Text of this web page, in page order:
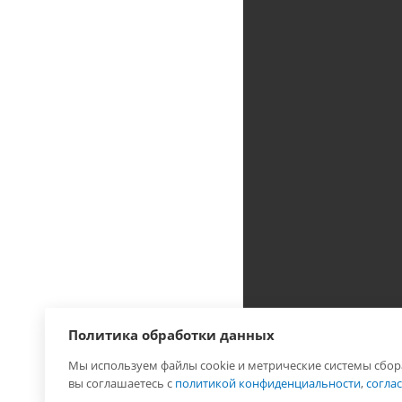
2026 © Лига - каталог
Политика обработки данных
Мы используем файлы cookie и метрические системы
вы соглашаетесь с политикой конфиденциальности,